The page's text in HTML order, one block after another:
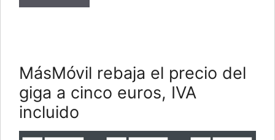
MásMóvil rebaja el precio del
giga a cinco euros, IVA
incluido